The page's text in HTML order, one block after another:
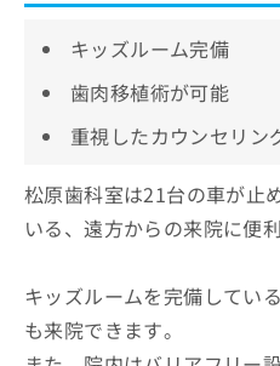
キッズルーム完備
歯肉移植術が可能
重視したカウンセリン
松原歯科室は21台の車が止
いる、遠方からの来院に便
キッズルームを完備してい
も来院できます。